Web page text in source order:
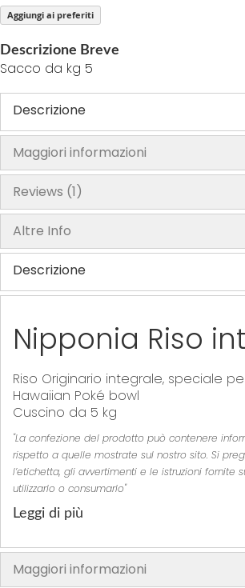
l
l
e
r
Aggiungi ai preferiti
Descrizione Breve
Sacco da kg 5
Descrizione
Maggiori informazioni
Reviews 1
Altre Info
Descrizione
Nipponia Riso
Riso Originario integrale, speciale
Hawaiian Poké bowl
Cuscino da 5 kg
"La confezione del prodotto può contenere
rispetto a quelle mostrate sul nostro sito. Si
l’etichetta, gli avvertimenti e le istruzioni fornite
utilizzarlo o consumarlo"
Leggi di più
Maggiori informazioni